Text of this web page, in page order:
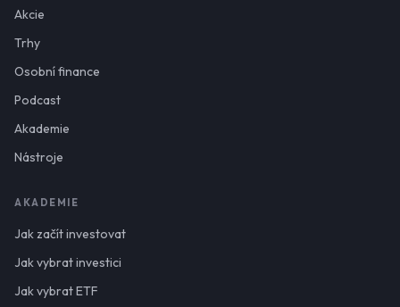
Akcie
Trhy
Osobní finance
Podcast
Akademie
Nástroje
AKADEMIE
Jak začít investovat
Jak vybrat investici
Jak vybrat ETF